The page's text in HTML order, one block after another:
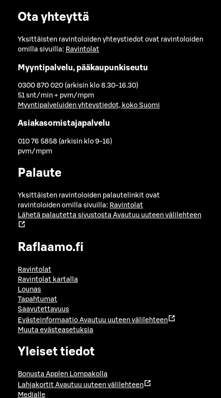
Ota yhteyttä
Yksittäisten ravintoloiden yhteystiedot ovat ravintoloiden
omilla sivuilla: Ravintolat
Myyntipalvelu, pääkaupunkiseutu
0300 870 020 (arkisin klo 8.30-16.30)
51 snt/min + pvm/mpm
Myyntipalveluiden yhteystiedot, koko Suomi
Asiakasomistajapalvelu
010 76 5858 (arkisin klo 9-16)
pvm/mpm
Palaute
Yksittäisten ravintoloiden palautelinkit ovat
ravintoloiden omilla sivuilla: Ravintolat
Lähetä palautetta sivustosta Avautuu uuteen välilehteen
Raflaamo.fi
Ravintolat
Ravintolat kartalla
Lounas
Tapahtumat
Saavutettavuus
Evästeinformaatio Avautuu uuteen välilehteen
Muuta evästeasetuksia
Yleiset tiedot
Bonusta Applen Lompakolla
Lahjakortit Avautuu uuteen välilehteen
Medialle